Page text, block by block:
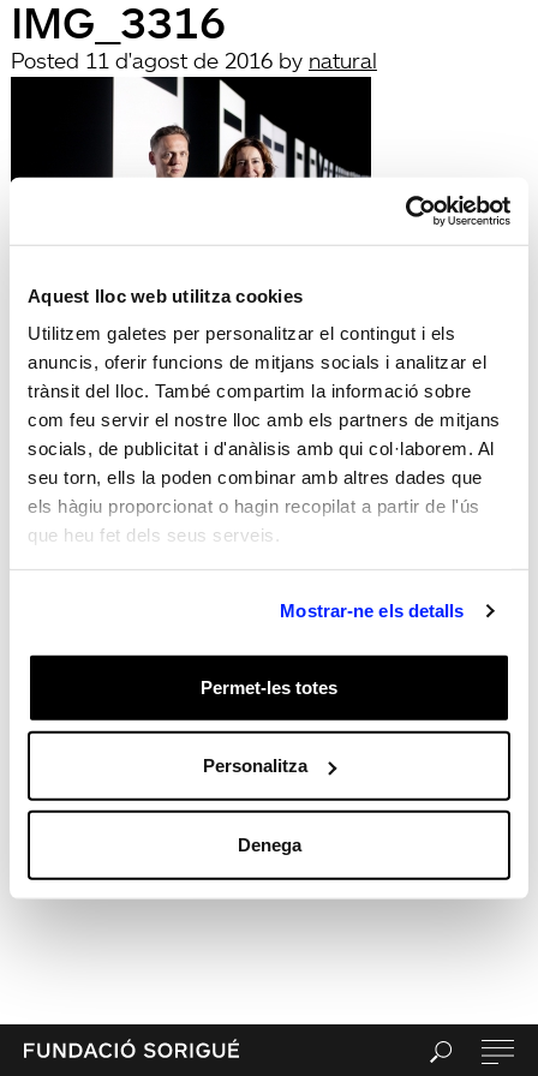
Aquest lloc web utilitza cookies
Utilitzem galetes per personalitzar el contingut i els
anuncis, oferir funcions de mitjans socials i analitzar el
trànsit del lloc. També compartim la informació sobre
com feu servir el nostre lloc amb els partners de mitjans
socials, de publicitat i d'anàlisis amb qui col·laborem. Al
seu torn, ells la poden combinar amb altres dades que
els hàgiu proporcionat o hagin recopilat a partir de l'ús
que heu fet dels seus serveis.
Mostrar-ne els detalls
Permet-les totes
Personalitza
Denega
IMG_3316
Posted 11 d'agost de 2016 by natural
filed under:
Búsqueda
Search
for:
Search
Recent Posts
Hola, món!
Recent Comments
General
Meta
Canal de les entrades
WordPress.org (en anglès)